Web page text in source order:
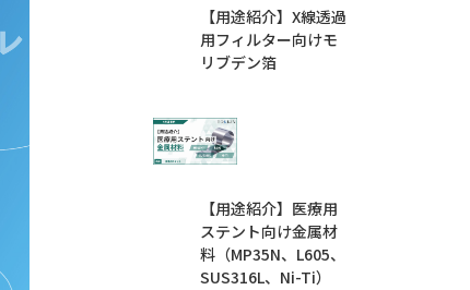
【用途紹介】X線透過
用フィルター向けモ
リブデン箔
【用途紹介】医療用
ステント向け金属材
料（MP35N、L605、
SUS316L、Ni-Ti）